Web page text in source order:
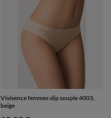
Vivisence femmes slip souple 4003,
beige